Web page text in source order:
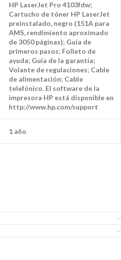
HP LaserJet Pro 4103fdw;
Cartucho de tóner HP LaserJet
preinstalado, negro (151A para
AMS, rendimiento aproximado
de 3050 páginas); Guía de
primeros pasos; Folleto de
ayuda; Guía de la garantía;
Volante de regulaciones; Cable
de alimentación; Cable
telefónico. El software de la
impresora HP está disponible en
http://www.hp.com/support
1 año